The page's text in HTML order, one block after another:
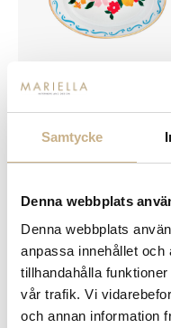
Samtycke
Denna webbplats
Denna webbplats
anpassa innehållet och
tillhandahålla
vår trafik. Vi
och annan information
OVALT FAT - FIORE E LIMONI